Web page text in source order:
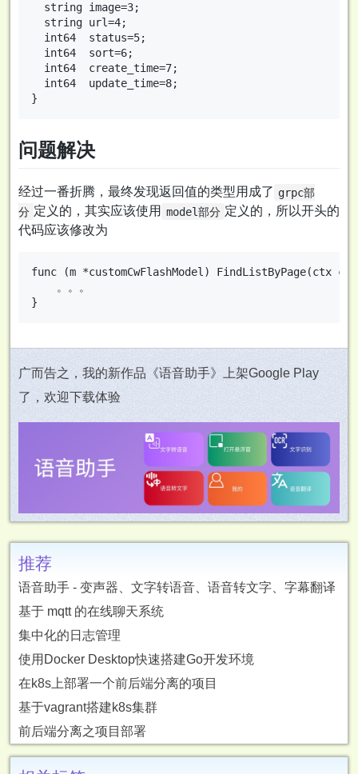
  string image=3;
  string url=4;
  int64  status=5;
  int64  sort=6;
  int64  create_time=7;
  int64  update_time=8;
问题解决
经过一番折腾，最终发现返回值的类型用成了 grpc部
分 定义的，其实应该使用 model部分 定义的，所以开头的
代码应该修改为
func (m *customCwFlashModel)
广而告之，我的新作品《语音助手》上架Google Play
了，欢迎下载体验
推荐
语音助手 - 变声器、文字转语音、语音转文字、字幕翻译
基于 mqtt 的在线聊天系统
集中化的日志管理
使用Docker Desktop快速搭建Go开发环境
在k8s上部署一个前后端分离的项目
基于vagrant搭建k8s集群
前后端分离之项目部署